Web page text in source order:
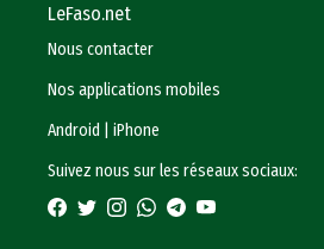
LeFaso.net
Nous contacter
Nos applications mobiles
Android
|iPhone
Suivez nous sur les réseaux sociaux: